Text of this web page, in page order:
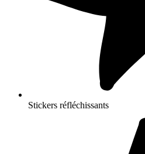
Stickers réfléchissants